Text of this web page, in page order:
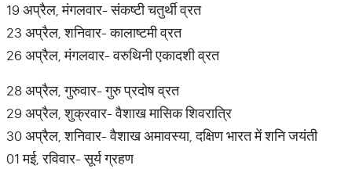
19 अप्रैल, मंगलवार- संकष्टी चतुर्थी व्रत
23 अप्रैल, शनिवार- कालाष्टमी व्रत
26 अप्रैल, मंगलवार- वरुथिनी एकादशी व्रत
28 अप्रैल, गुरुवार- गुरु प्रदोष व्रत
29 अप्रैल, शुक्रवार- वैशाख मासिक शिवरात्रि
30 अप्रैल, शनिवार- वैशाख अमावस्या, दक्षिण भारत में शनि जयंती
01 मई, रविवार- सूर्य ग्रहण